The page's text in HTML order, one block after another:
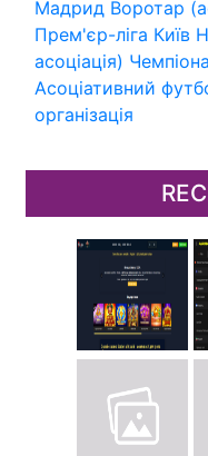
Мадрид Воротар
Прем'єр-ліга Київ
асоціація)
Асоціативний
організація